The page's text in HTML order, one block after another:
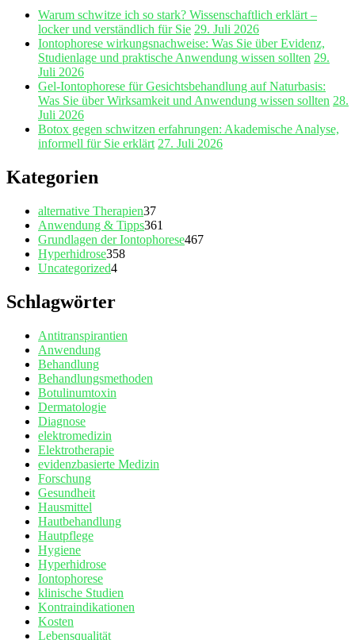
Warum schwitze ich so stark? Wissenschaftlich erklärt –
locker und verständlich für Sie 29. Juli 2026
Iontophorese wirkungsnachweise: Was Sie über Evidenz,
Studienlage und praktische Anwendung wissen sollten 29.
Juli 2026
Gel‑Iontophorese für Gesichtsbehandlung auf Naturbasis:
Was Sie über Wirksamkeit und Anwendung wissen sollten 28.
Juli 2026
Botox gegen schwitzen erfahrungen: Akademische Analyse,
informell für Sie erklärt 27. Juli 2026
Kategorien
alternative Therapien37
Anwendung & Tipps361
Grundlagen der Iontophorese467
Hyperhidrose358
Uncategorized4
Schlagwörter
Antitranspirantien
Anwendung
Behandlung
Behandlungsmethoden
Botulinumtoxin
Dermatologie
Diagnose
elektromedizin
Elektrotherapie
evidenzbasierte Medizin
Forschung
Gesundheit
Hausmittel
Hautbehandlung
Hautpflege
Hygiene
Hyperhidrose
Iontophorese
klinische Studien
Kontraindikationen
Kosten
Lebensqualität